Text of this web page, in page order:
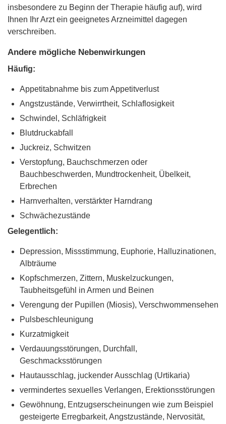
insbesondere zu Beginn der Therapie häufig auf), wird
Ihnen Ihr Arzt ein geeignetes Arzneimittel dagegen
verschreiben.
Andere mögliche Nebenwirkungen
Häufig:
Appetitabnahme bis zum Appetitverlust
Angstzustände, Verwirrtheit, Schlaflosigkeit
Schwindel, Schläfrigkeit
Blutdruckabfall
Juckreiz, Schwitzen
Verstopfung, Bauchschmerzen oder
Bauchbeschwerden, Mundtrockenheit, Übelkeit,
Erbrechen
Harnverhalten, verstärkter Harndrang
Schwächezustände
Gelegentlich:
Depression, Missstimmung, Euphorie, Halluzinationen,
Albträume
Kopfschmerzen, Zittern, Muskelzuckungen,
Taubheitsgefühl in Armen und Beinen
Verengung der Pupillen (Miosis), Verschwommensehen
Pulsbeschleunigung
Kurzatmigkeit
Verdauungsstörungen, Durchfall,
Geschmacksstörungen
Hautausschlag, juckender Ausschlag (Urtikaria)
vermindertes sexuelles Verlangen, Erektionsstörungen
Gewöhnung, Entzugserscheinungen wie zum Beispiel
gesteigerte Erregbarkeit, Angstzustände, Nervosität,